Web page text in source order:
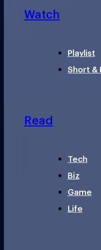
Watch
Playlist
Short &
Read
Tech
Biz
Game
Life